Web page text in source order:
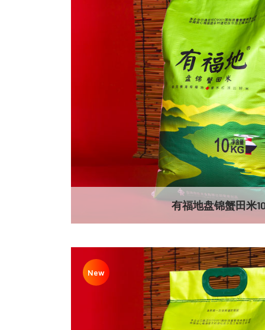
有福地盘锦蟹田米
New